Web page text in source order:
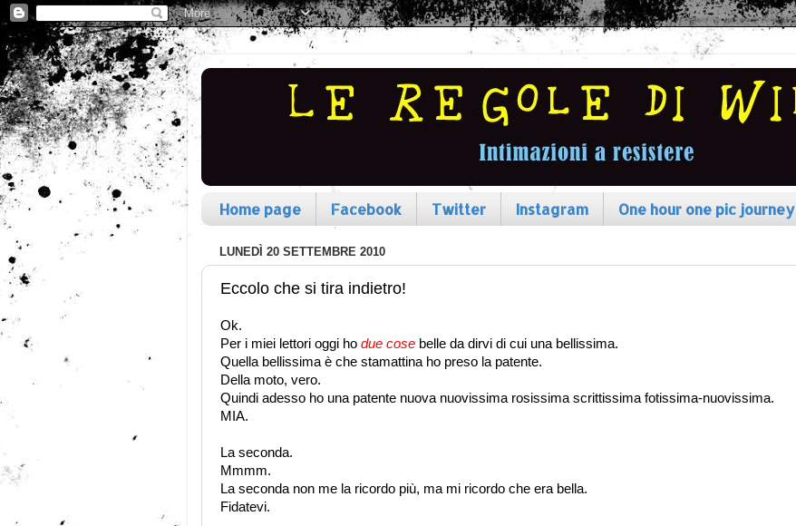
Home page Facebook Twitter Instagram One hour one pic journey
LUNEDÌ 20 SETTEMBRE 2010
Eccolo che si tira indietro!
Ok.
Per i miei lettori oggi ho due cose belle da dirvi di cui una bellissima.
Quella bellissima è che stamattina ho preso la patente.
Della moto, vero.
Quindi adesso ho una patente nuova nuovissima rosissima scrittissima fotissima-nuovissima.
MIA.
La seconda.
Mmmm.
La seconda non me la ricordo più, ma mi ricordo che era bella.
Fidatevi.